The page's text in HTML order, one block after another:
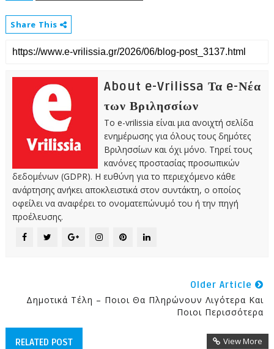
Share This
About e-Vrilissa Τα e-Νέα
των Βριλησσίων
Το e-vrilissia είναι μια ανοιχτή σελίδα
ενημέρωσης για όλους τους δημότες
Βριλησσίων και όχι μόνο. Τηρεί τους
κανόνες προστασίας προσωπικών
δεδομένων (GDPR). Η ευθύνη για το περιεχόμενο κάθε
ανάρτησης ανήκει αποκλειστικά στον συντάκτη, ο οποίος
οφείλει να αναφέρει το ονοματεπώνυμό του ή την πηγή
προέλευσης.
Older Article
Δημοτικά Τέλη – Ποιοι Θα Πληρώνουν Λιγότερα Και
Ποιοι Περισσότερα
RELATED POST View More